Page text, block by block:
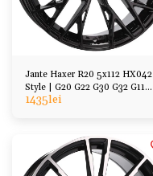
Jante Haxer R20 5x112 HX042
Style | G20 G22 G30 G32 G11
G70 G01 G02
1435lei